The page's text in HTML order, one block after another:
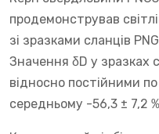
продемонстрував
зі зразками сланців
Значення δD у зразках
відносно постійними
середньому -56,3 ± 7,2